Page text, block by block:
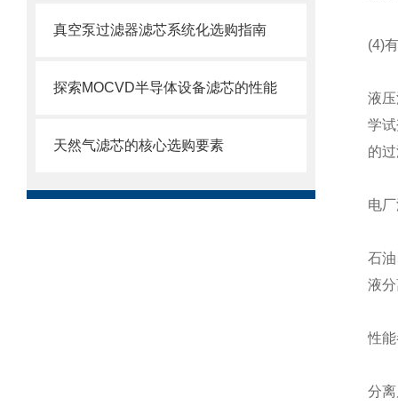
真空泵过滤器滤芯系统化选购指南
探索MOCVD半导体设备滤芯的性能
天然气滤芯的核心选购要素
(4)
液
学
的
电
石
液
性
分